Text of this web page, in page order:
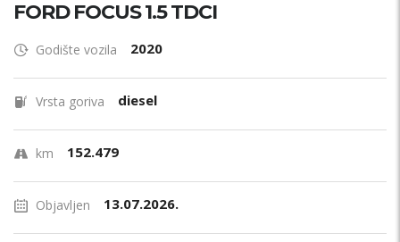
FORD FOCUS 1.5 TDCI
Godište vozila 2020
Vrsta goriva diesel
km 152.479
Objavljen 13.07.2026.